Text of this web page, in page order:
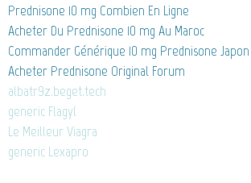
Prednisone 10 mg Combien En Ligne
Acheter Du Prednisone 10 mg Au Maroc
Commander Générique 10 mg Prednisone Japon
Acheter Prednisone Original Forum
albatr9z.beget.tech
generic Flagyl
Le Meilleur Viagra
generic Lexapro